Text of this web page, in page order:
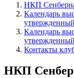
НКП
Календарь
Календарь
Контакты
НКП